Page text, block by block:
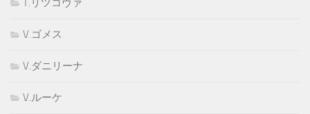
T.リツコヴァ
V.ゴメス
V.ダニリーナ
V.ルーケ